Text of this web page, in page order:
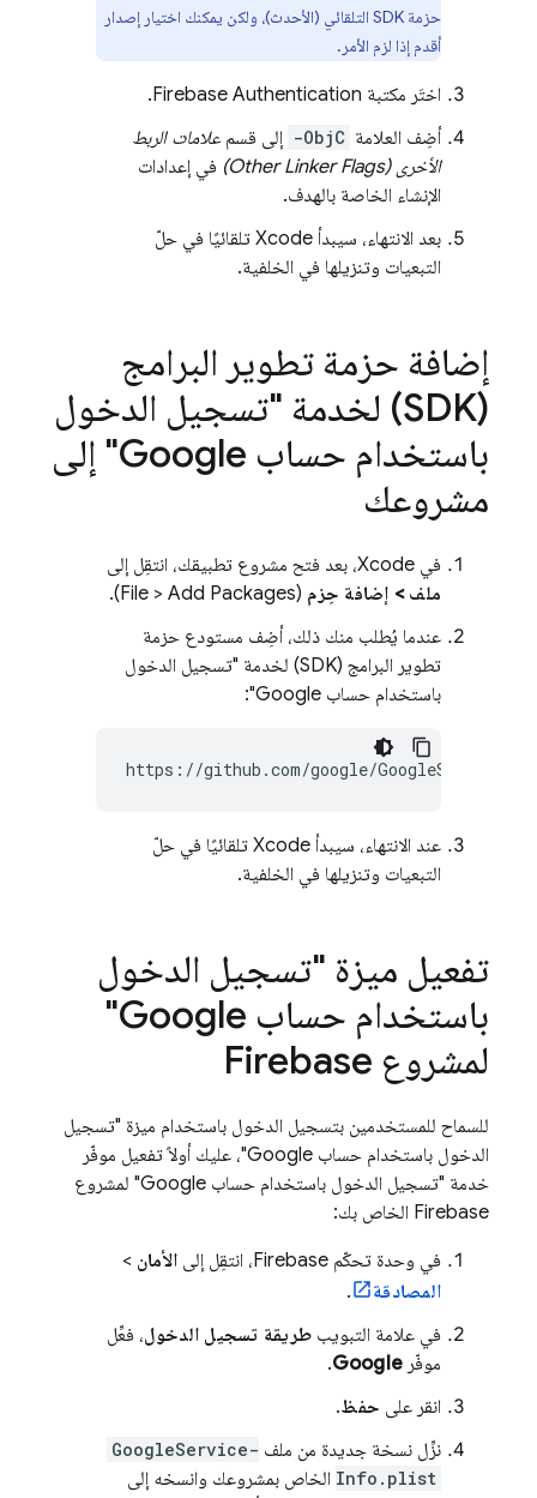
حزمة SDK التلقائي (الأحدث)، ولكن يمكنك اختيار إصدار
أقدم إذا لزم الأمر.
اختَر مكتبة Firebase Authentication
.
أضِف العلامة -ObjC إلى قسم علامات الربط
الأخرى (Other Linker Flags)
في إعدادات
الإنشاء الخاصة بالهدف.
بعد الانتهاء، سيبدأ Xcode تلقائيًا في حلّ
التبعيات وتنزيلها في الخلفية.
إضافة حزمة تطوير البرامج
(SDK) لخدمة "تسجيل الدخول
باستخدام حساب Google" إلى
مشروعك
في Xcode، بعد فتح مشروع تطبيقك، انتقِل إلى
ملف > إضافة حِزم (File > Add Packages).
عندما يُطلب منك ذلك، أضِف مستودع حزمة
تطوير البرامج (SDK) لخدمة "تسجيل الدخول
باستخدام حساب Google":
عند الانتهاء، سيبدأ Xcode تلقائيًا في حلّ
التبعيات وتنزيلها في الخلفية.
تفعيل ميزة "تسجيل الدخول
باستخدام حساب Google"
لمشروع Firebase
للسماح للمستخدمين بتسجيل الدخول باستخدام ميزة "تسجيل
الدخول باستخدام حساب Google"، عليك أولاً تفعيل موفّر
خدمة "تسجيل الدخول باستخدام حساب Google" لمشروع
Firebase الخاص بك:
في وحدة تحكّم Firebase، انتقِل إلى الأمان >
المصادقة
.
في علامة التبويب طريقة تسجيل الدخول، فعِّل
موفّر Google
.
انقر على حفظ.
نزِّل نسخة جديدة من ملف GoogleService-
Info.plist الخاص بمشروعك وانسخه إلى